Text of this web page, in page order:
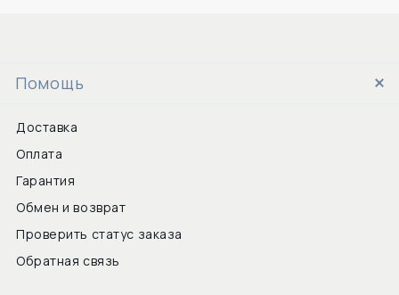
Помощь
Доставка
Оплата
Гарантия
Обмен и возврат
Проверить статус заказа
Обратная связь